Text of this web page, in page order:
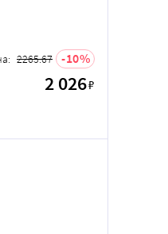
2265.67 10
2 026₽